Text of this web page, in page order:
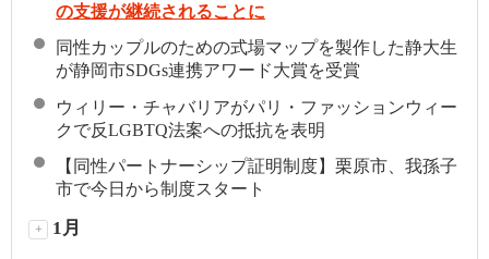
の支援が継続されることに
同性カップルのための式場マップを製作した静大生
が静岡市SDGs連携アワード大賞を受賞
ウィリー・チャバリアがパリ・ファッションウィー
クで反LGBTQ法案への抵抗を表明
【同性パートナーシップ証明制度】栗原市、我孫子
市で今日から制度スタート
+ 1月